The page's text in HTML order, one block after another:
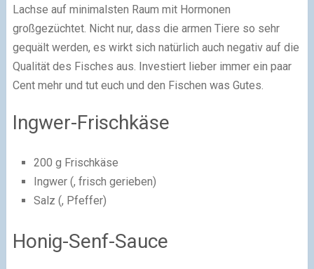
Lachse auf minimalsten Raum mit Hormonen
großgezüchtet. Nicht nur, dass die armen Tiere so sehr
gequält werden, es wirkt sich natürlich auch negativ auf die
Qualität des Fisches aus. Investiert lieber immer ein paar
Cent mehr und tut euch und den Fischen was Gutes.
Ingwer-Frischkäse
200 g Frischkäse
Ingwer (, frisch gerieben)
Salz (, Pfeffer)
Honig-Senf-Sauce